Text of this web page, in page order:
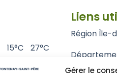
Gérer le
15°C 27°C
Liens
Région Île-